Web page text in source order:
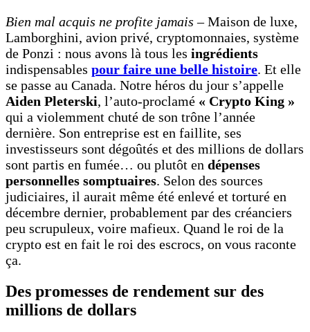
Bien mal acquis ne profite jamais –Maison de luxe,
Lamborghini, avion privé, cryptomonnaies, système
de Ponzi : nous avons là tous les ingrédients
indispensables pour faire une belle histoire. Et elle
se passe au Canada. Notre héros du jour s’appelle
Aiden Pleterski, l’auto-proclamé « Crypto King »
qui a violemment chuté de son trône l’année
dernière. Son entreprise est en faillite, ses
investisseurs sont dégoûtés et des millions de dollars
sont partis en fumée… ou plutôt en dépenses
personnelles somptuaires. Selon des sources
judiciaires, il aurait même été enlevé et torturé en
décembre dernier, probablement par des créanciers
peu scrupuleux, voire mafieux. Quand le roi de la
crypto est en fait le roi des escrocs, on vous raconte
ça.
Des promesses de rendement sur des
millions de dollars